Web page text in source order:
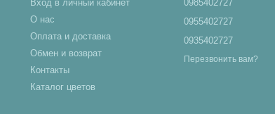
Вход в личный кабинет
О нас
Оплата и доставка
Обмен и возврат
Контакты
Каталог цветов
0985402727
0955402727
0935402727
Перезвонить вам?